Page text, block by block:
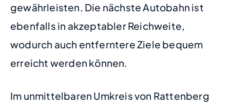
gewährleisten. Die nächste Autobahn ist
ebenfalls in akzeptabler Reichweite,
wodurch auch entferntere Ziele bequem
erreicht werden können.
Im unmittelbaren Umkreis von Rattenberg